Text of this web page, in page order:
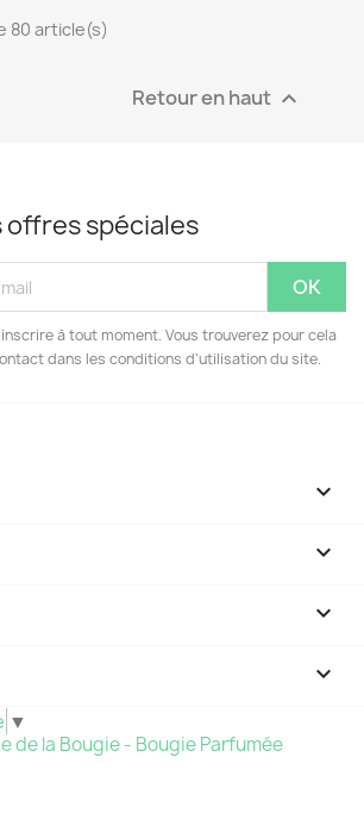
80 article(s)
Retour en haut 
offres spéciales
à tout moment. Vous trouverez pour cela
dans les conditions d'utilisation du site.



keyboard_arrow_down
▼
de la Bougie - Bougie Parfumée